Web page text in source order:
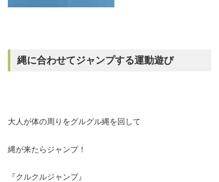
縄に合わせてジャンプする運動遊び
大人が体の周りをグルグル縄を回して
縄が来たらジャンプ！
『クルクルジャンプ』